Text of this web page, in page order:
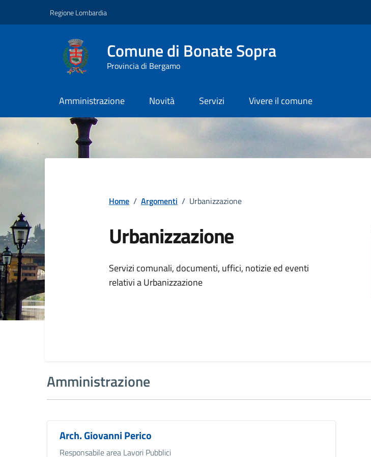
Regione Lombardia
Comune di Bonate Sopra
Provincia di Bergamo
Amministrazione Novità Servizi Vivere il comune
Home / Argomenti / Urbanizzazione
Urbanizzazione
Dettagli della notizia
Servizi comunali, documenti, uffici, notizie ed eventi
relativi a Urbanizzazione
Amministrazione
Arch. Giovanni Perico
Responsabile area Lavori Pubblici